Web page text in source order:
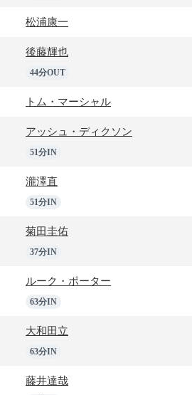
松浦康一
後藤輝也
44分OUT
トム・マーシャル
アッシュ・ディクソン
51分IN
瀧澤直
51分IN
菊田圭佑
37分IN
ルーク・ポーター
63分IN
大和田立
63分IN
藤井達哉